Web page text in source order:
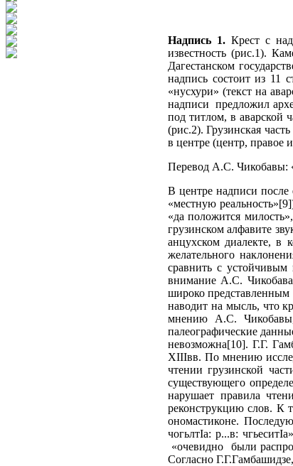
Надпись 1.Крест с
известность (рис.1).
Дагестанском
надпись состоит из 11
«нусхури» (текст на
надписи предложил
под титлом, в аварской
(рис.2). Грузинская
в центре (центр, правое
Перевод А.С. Чикобавы:
В центре надписи
«местную
«да положится
грузинском алфавите
анцухском диалекте, в
желательного
сравнить с
внимание А.С.
широко представленным
наводит на мысль, что
мнению А.С.
палеографические
невозможна[10]. Г.Г.
ХIIIвв. По мнению
чтении грузинской
существующего
нарушает правила
реконструкцию слов. К
ономастиконе.
чогьлтIа: р...в:
«очевидно были
Согласно